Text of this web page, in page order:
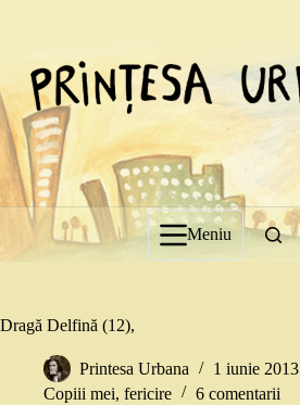
Meniu
Dragă Delfină (12),
Printesa Urbana
1 iunie 2013
Copiii mei, fericire 6 comentarii